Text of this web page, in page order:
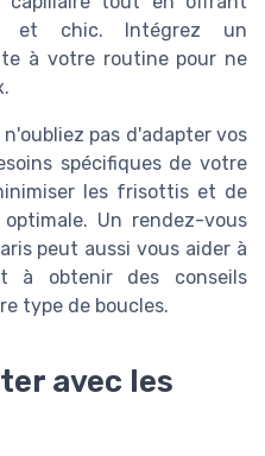
et chic. Intégrez un
à votre routine pour ne
pas d'adapter vos
spécifiques de votre
les frisottis et de
Un rendez-vous
peut aussi vous aider à
à obtenir des conseils
type de boucles.
avec les